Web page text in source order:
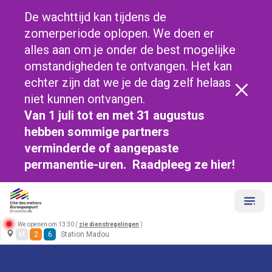
De wachttijd kan tijdens de
zomerperiode oplopen. We doen er
alles aan om je onder de best mogelijke
omstandigheden te ontvangen. Het kan
echter zijn dat we je de dag zelf helaas
niet kunnen ontvangen.
Van 1 juli tot en met 31 augustus
hebben sommige partners
verminderde of aangepaste
permanentie-uren. Raadpleeg ze hier!
We openen om 13:30 ( zie dienstregelingen )
M 2 6 Station Madou